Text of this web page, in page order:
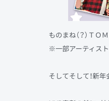
ものまね（？）Ｔ
※一部アーティス
そしてそして！新